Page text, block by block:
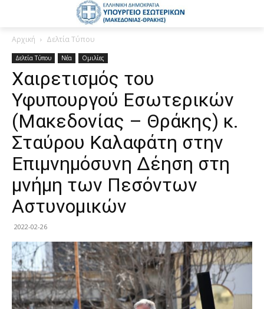
Αρχική Δελτία Τύπου
Δελτία Τύπου Νέα Ομιλίες
Χαιρετισμός του
Υφυπουργού Εσωτερικών
(Μακεδονίας – Θράκης) κ.
Σταύρου Καλαφάτη στην
Επιμνημόσυνη Δέηση στη
μνήμη των Πεσόντων
Αστυνομικών
2022-02-26